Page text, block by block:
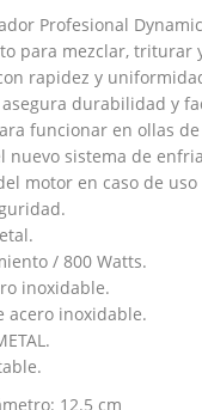
Profesional
para mezclar, triturar
rapidez y
durabilidad y
funcionar en ollas
nuevo sistema de
motor en caso de
/ 800 Watts.
inoxidable.
acero inoxidable.
12.5 cm